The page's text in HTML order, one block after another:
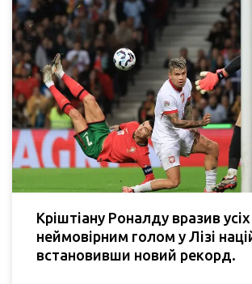
Кріштіану Роналду вразив усіх
неймовірним голом у Лізі
встановивши новий рекорд.